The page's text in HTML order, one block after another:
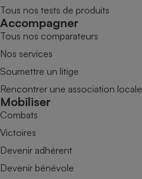
Tous nos tests de produits
Accompagner
Tous nos comparateurs
Nos services
Soumettre un litige
Rencontrer une association locale
Mobiliser
Combats
Victoires
Devenir adhérent
Devenir bénévole